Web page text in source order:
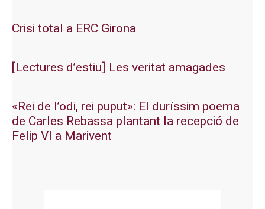
Crisi total a ERC Girona
[Lectures d’estiu] Les veritat amagades
«Rei de l’odi, rei puput»: El duríssim poema
de Carles Rebassa plantant la recepció de
Felip VI a Marivent